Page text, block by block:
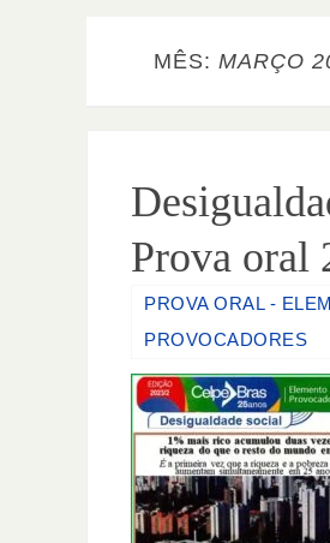
MÊS: MARÇO
Prova oral
PROVA ORAL -
PROVOCADORES